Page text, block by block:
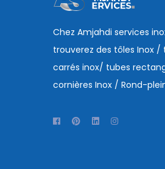
Chez Amjahdi services
trouverez des tôles Inox
carrés inox/ tubes
cornières Inox / Rond-